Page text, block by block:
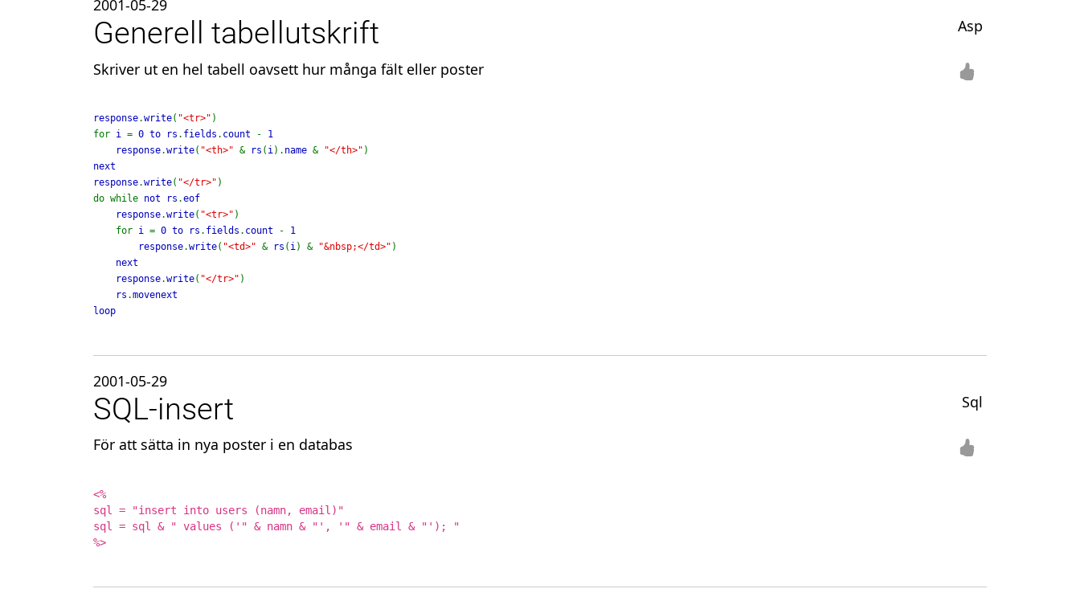
2001-05-29
Generell tabellutskrift Asp
Skriver ut en hel tabell oavsett hur många fält eller poster
response.write( "<tr>" )
for i = 0 to rs . fields . count - 1
    response
.write( "<th>" & rs ( i). name & "</th>"
next
response.write( "</tr>" )
do while not rs .eof
    response
.write( "<tr>" )
    for
i = 0 to rs . fields . count - 1
        response
.write( "<td>" & rs ( i) & "&nbsp;</td>" )
next
    response
.write( "</tr>" )
rs .movenext
loop
2001-05-29
SQL-insert Sql
För att sätta in nya poster i en databas
<%
sql = "insert into users (namn, email)"
sql = sql & " values ('" & namn & "', '" & email & "'); "
%>